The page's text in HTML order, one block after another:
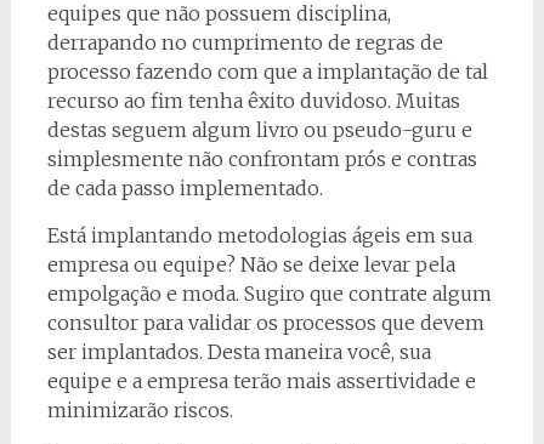
equipes que não possuem disciplina,
derrapando no cumprimento de regras de
processo fazendo com que a implantação de tal
recurso ao fim tenha êxito duvidoso. Muitas
destas seguem algum livro ou pseudo-guru e
simplesmente não confrontam prós e contras
de cada passo implementado.
Está implantando metodologias ágeis em sua
empresa ou equipe? Não se deixe levar pela
empolgação e moda. Sugiro que contrate algum
consultor para validar os processos que devem
ser implantados. Desta maneira você, sua
equipe e a empresa terão mais assertividade e
minimizarão riscos.